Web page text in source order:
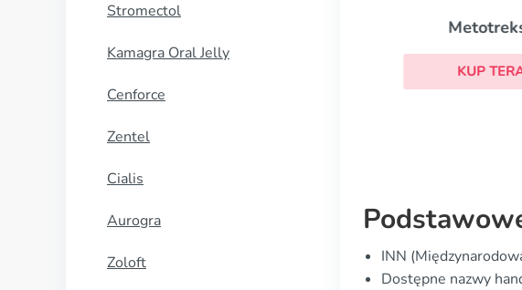
Stromectol
Kamagra Oral Jelly
Cenforce
Zentel
Cialis
Aurogra
Zoloft
KUP
INN
Dostępne nazwy